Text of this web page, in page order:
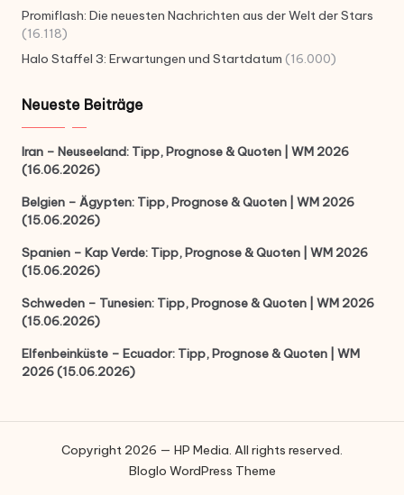
Promiflash: Die neuesten Nachrichten aus der Welt der Stars
(16.118)
Halo Staffel 3: Erwartungen und Startdatum (16.000)
Neueste Beiträge
Iran – Neuseeland: Tipp, Prognose & Quoten | WM 2026
(16.06.2026)
Belgien – Ägypten: Tipp, Prognose & Quoten | WM 2026
(15.06.2026)
Spanien – Kap Verde: Tipp, Prognose & Quoten | WM 2026
(15.06.2026)
Schweden – Tunesien: Tipp, Prognose & Quoten | WM 2026
(15.06.2026)
Elfenbeinküste – Ecuador: Tipp, Prognose & Quoten | WM
2026 (15.06.2026)
Copyright 2026 — HP Media. All rights reserved.
Bloglo WordPress Theme